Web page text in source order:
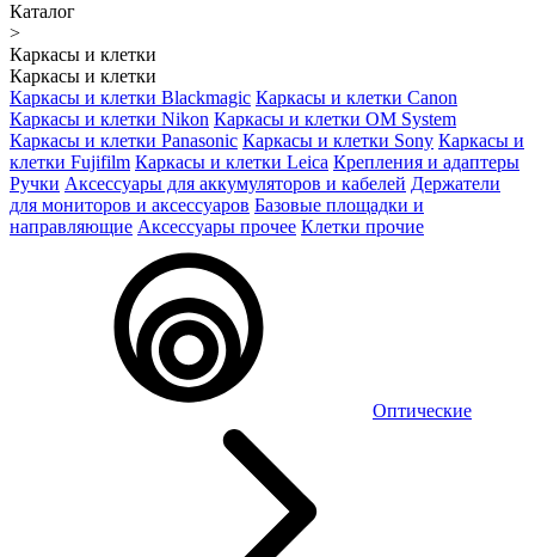
Каталог
>
Каркасы и клетки
Каркасы и клетки
Каркасы и клетки Blackmagic Каркасы и клетки Canon
Каркасы и клетки Nikon Каркасы и клетки OM System
Каркасы и клетки Panasonic Каркасы и клетки Sony Каркасы и
клетки Fujifilm Каркасы и клетки Leica Крепления и адаптеры
Ручки Аксессуары для аккумуляторов и кабелей Держатели
для мониторов и аксессуаров Базовые площадки и
направляющие Аксессуары прочее Клетки прочие
Оптические